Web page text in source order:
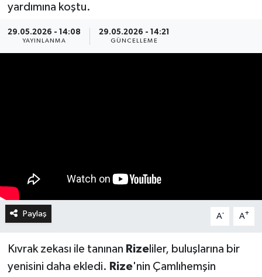
yardımına koştu.
29.05.2026 - 14:08
YAYINLANMA
29.05.2026 - 14:21
GÜNCELLEME
Paylaş A- A+
Kıvrak zekası ile tanınan Rizeliler, buluşlarına bir
yenisini daha ekledi. Rize'nin Çamlıhemşin